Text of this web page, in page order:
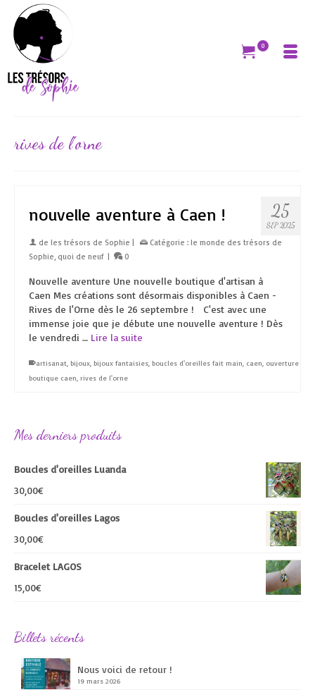
0
rives de l’orne
25
SEP 2025
nouvelle aventure à Caen !
de les trésors de Sophie Catégorie : le monde des trésors de
Sophie, quoi de neuf 0
Nouvelle aventure Une nouvelle boutique d'artisan à
Caen Mes créations sont désormais disponibles à Caen -
Rives de l'Orne dès le 26 septembre ! C'est avec une
immense joie que je débute une nouvelle aventure ! Dès
le vendredi … Lire la suite
artisanat bijoux bijoux fantaisies boucles d'oreilles fait main caen ouverture
boutique caen rives de l'orne
Mes derniers produits
Boucles d'oreilles Luanda
30,00€
Boucles d'oreilles Lagos
30,00€
Bracelet LAGOS
15,00€
Billets récents
Nous voici de retour !
19 mars 2026